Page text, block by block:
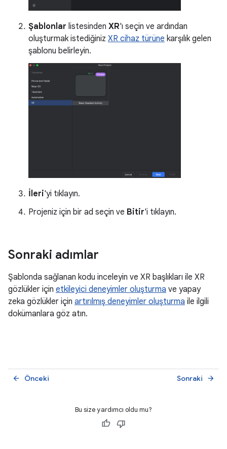
Şablonlar listesinden XR'ı seçin ve ardından
oluşturmak istediğiniz XR cihaz türüne karşılık gelen
şablonu belirleyin.
İleri'yi tıklayın.
Projeniz için bir ad seçin ve Bitir'i tıklayın.
Sonraki adımlar
Şablonda sağlanan kodu inceleyin ve XR başlıkları ile XR
gözlükler için etkileyici deneyimler oluşturma ve yapay
zeka gözlükler için artırılmış deneyimler oluşturma ile ilgili
dokümanlara göz atın.
Önceki
arrow_back Sonraki arrow_forward
Bu size yardımcı oldu mu?